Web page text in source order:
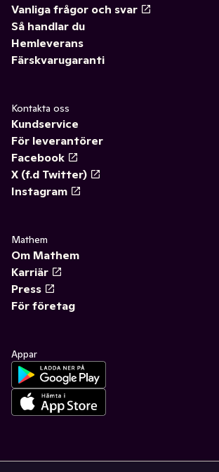
Vanliga frågor och svar
Så handlar du
Hemleverans
Färskvarugaranti
Kontakta oss
Kundservice
För leverantörer
Facebook
X (f.d Twitter)
Instagram
Mathem
Om Mathem
Karriär
Press
För företag
Appar